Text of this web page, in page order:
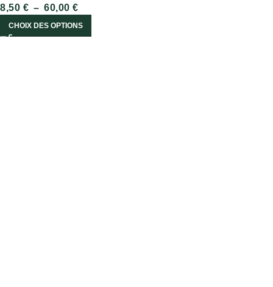
8,50 € – 60,00 €
CHOIX DES OPTIONS